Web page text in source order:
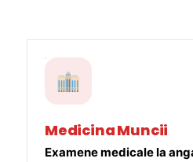
Medicina Muncii
Examene medicale la